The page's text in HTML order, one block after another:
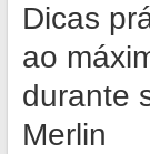
Dicas
ao
durante
Merlin